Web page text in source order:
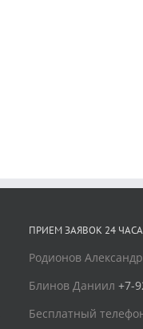
ПРИЕМ ЗАЯВОК 24
Родионов Александр
Блинов Даниил +7-
Бесплатный